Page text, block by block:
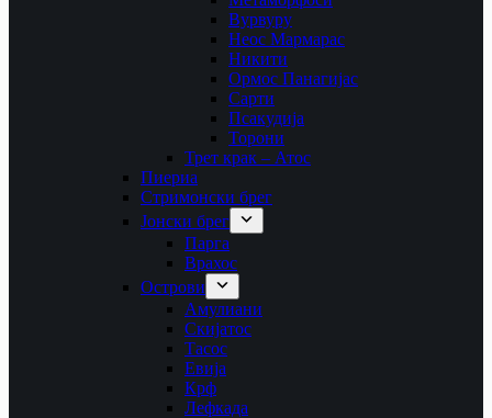
Вурвуру
Неос Мармарас
Никити
Ормос Панагијас
Сарти
Псакудија
Торони
Трет крак – Атос
Пиериа
Стримонски брег
Јонски брег
Парга
Врахос
Острови
Амулиани
Скијатос
Тасос
Евија
Крф
Лефкада